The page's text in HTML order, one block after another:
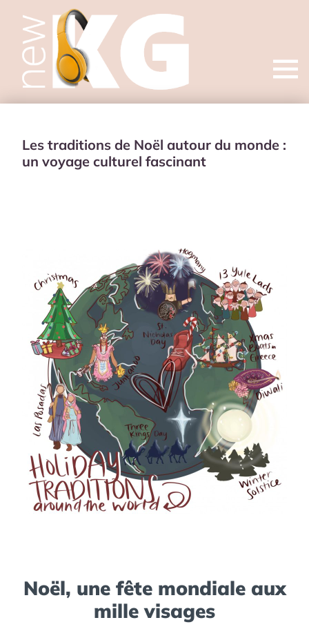
Open
Les traditions de Noël autour du monde :
un voyage culturel fascinant
Noël, une fête mondiale aux
mille visages